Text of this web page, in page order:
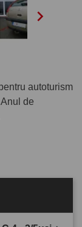

autoturism
de